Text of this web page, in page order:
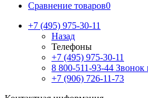
Сравнение товаров0
+7 (495) 975-30-11
Назад
Телефоны
+7 (495) 975-30-11
8 800-511-93-44 Звонок
+7 (906) 726-11-73